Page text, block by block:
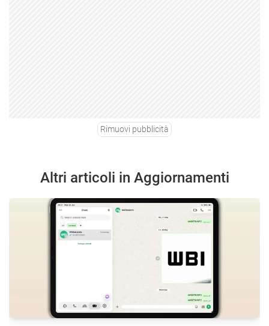
Rimuovi pubblicità
Altri articoli in Aggiornamenti